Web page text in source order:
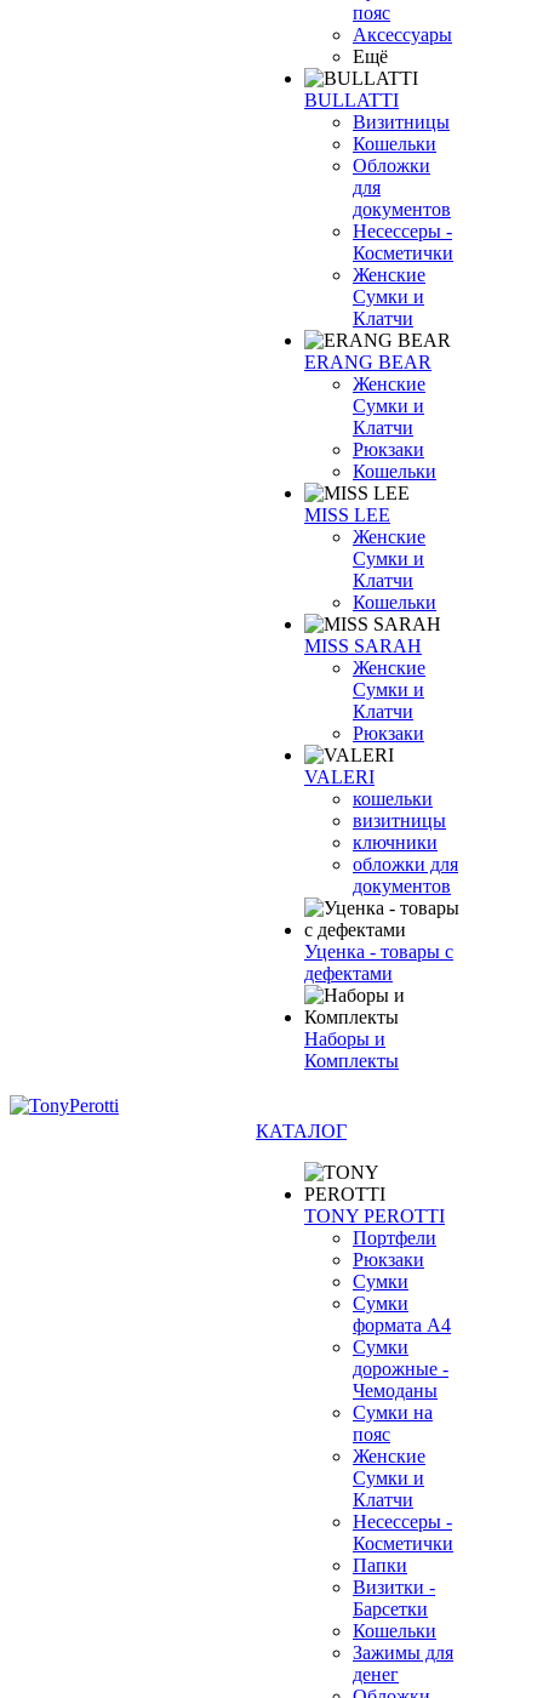
пояс
Аксессуары
Ещё
BULLATTI
Визитницы
Кошельки
Обложки
для
документов
Несессеры -
Косметички
Женские
Сумки и
Клатчи
ERANG BEAR
Женские
Сумки и
Клатчи
Рюкзаки
Кошельки
MISS LEE
Женские
Сумки и
Клатчи
Кошельки
MISS SARAH
Женские
Сумки и
Клатчи
Рюкзаки
VALERI
кошельки
визитницы
ключники
обложки для
документов
Уценка - товары с
дефектами
Наборы и
Комплекты
КАТАЛОГ
TONY PEROTTI
Портфели
Рюкзаки
Сумки
Сумки
формата А4
Сумки
дорожные -
Чемоданы
Сумки на
пояс
Женские
Сумки и
Клатчи
Несессеры -
Косметички
Папки
Визитки -
Барсетки
Кошельки
Зажимы для
денег